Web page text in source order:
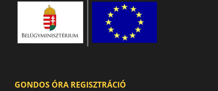
GONDOS ÓRA REGISZTRÁCIÓ